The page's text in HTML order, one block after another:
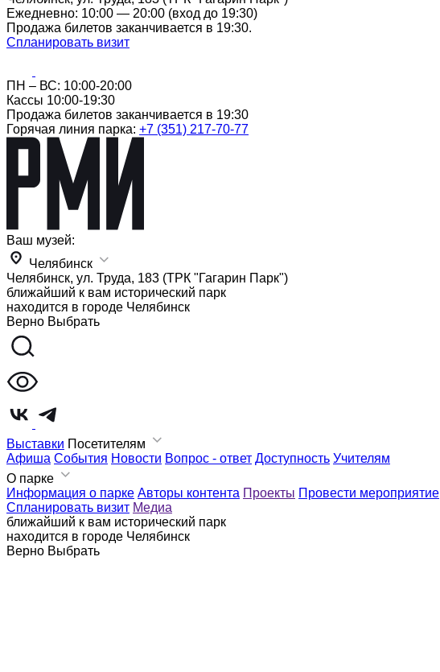
Ежедневно: 10:00 — 20:00 (вход до 19:30)
Продажа билетов заканчивается в 19:30.
Спланировать визит
ПН – ВС: 10:00-20:00
Кассы 10:00-19:30
Продажа билетов заканчивается в 19:30
Горячая линия парка: +7 (351) 217-70-77
Ваш музей:
Челябинск
Челябинск, ул. Труда, 183 (ТРК "Гагарин Парк")
ближайший к вам исторический парк
находится в городе Челябинск
Верно Выбрать
Выставки Посетителям
Афиша События Новости Вопрос - ответ Доступность Учителям
О парке
Информация о парке Авторы контента Проекты Провести мероприятие
Спланировать визит Медиа
ближайший к вам исторический парк
находится в городе Челябинск
Верно Выбрать